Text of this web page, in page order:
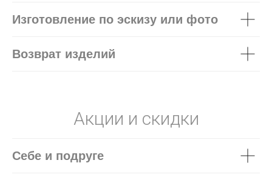
Изготовление по эскизу или фото
Возврат изделий
Акции и скидки
Себе и подруге